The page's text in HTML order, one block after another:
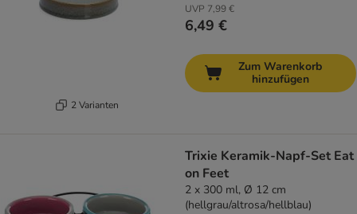
2 Varianten
UVP 7,99 €
6,49 €
Zum Warenkorb
hinzufügen
Trixie Keramik-Napf-Set Eat
on Feet
2 x 300 ml, Ø 12 cm
(hellgrau/altrosa/hellblau)